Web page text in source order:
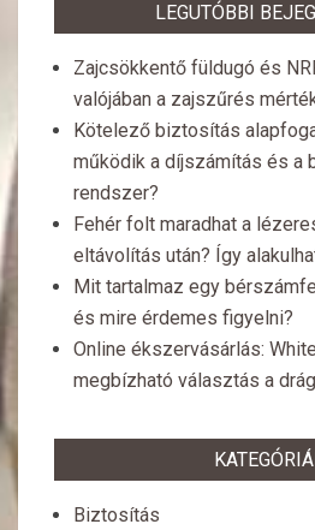
LEGUTÓBBI
Zajcsökkentő füldugó és
valójában a zajszűrés
Kötelező biztosítás
működik a díjszámítás és a
rendszer?
Fehér folt maradhat a
eltávolítás után? Így
Mit tartalmaz egy
és mire érdemes figyelni?
Online ékszervásárlás:
megbízható választás a
Biztosítás